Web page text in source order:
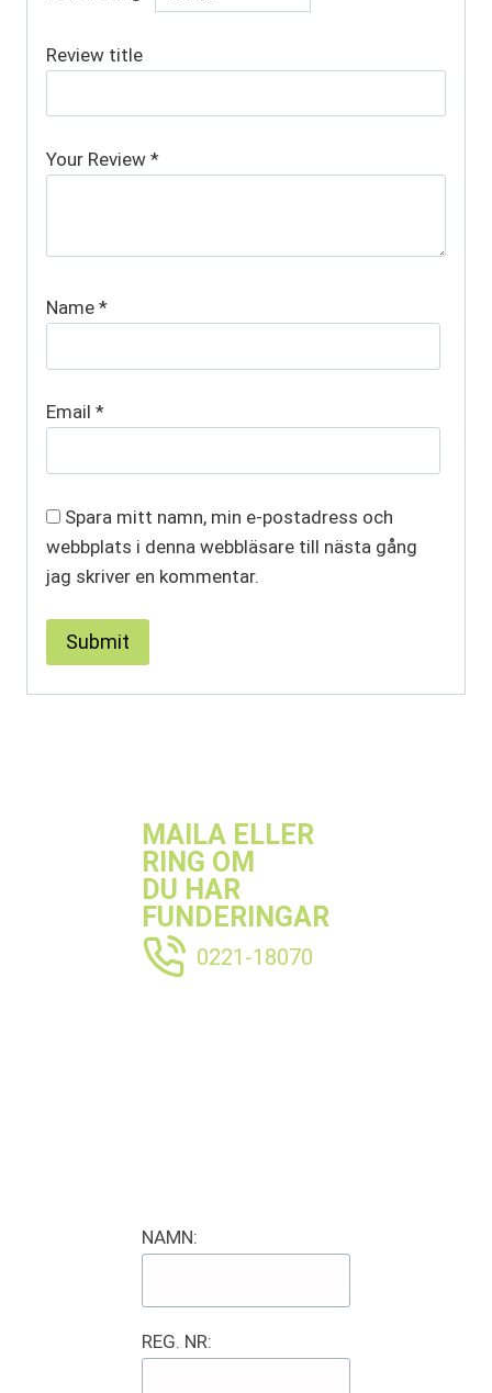
Review title
Your Review *
Name *
Email *
Spara mitt namn, min e-postadress och
webbplats i denna webbläsare till nästa gång
jag skriver en kommentar.
MAILA ELLER
RING OM
DU HAR
FUNDERINGAR
0221-18070
NAMN:
REG. NR: